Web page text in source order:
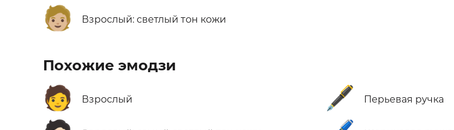
🧑🏼 Взрослый: светлый тон кожи
Похожие эмодзи
🧑 Взрослый 🖋️ Перьевая ручка